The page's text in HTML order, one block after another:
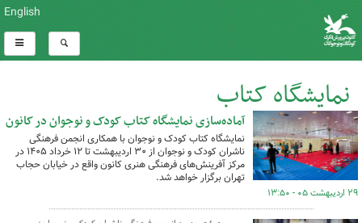
English
نمایشگاه کتاب
کل اخبار:40 آماده‌سازی نمایشگاه کتاب کودک و نوجوان در کانون
نمایشگاه کتاب کودک و نوجوان با همکاری انجمن فرهنگی
ناشران کودک و نوجوان از ۳۰ اردیبهشت تا ۱۲ خرداد ۱۴۰۵ در
مرکز آفرینش‌های فرهنگی هنری کانون واقع در خیابان حجاب
تهران برگزار خواهد شد.
۲۹ اردیبهشت ۰۵ - ۱۳:۵۰